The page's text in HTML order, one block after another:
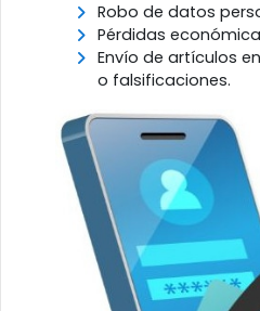
Robo de datos
Pérdidas
Envío de artículos
o falsificaciones.